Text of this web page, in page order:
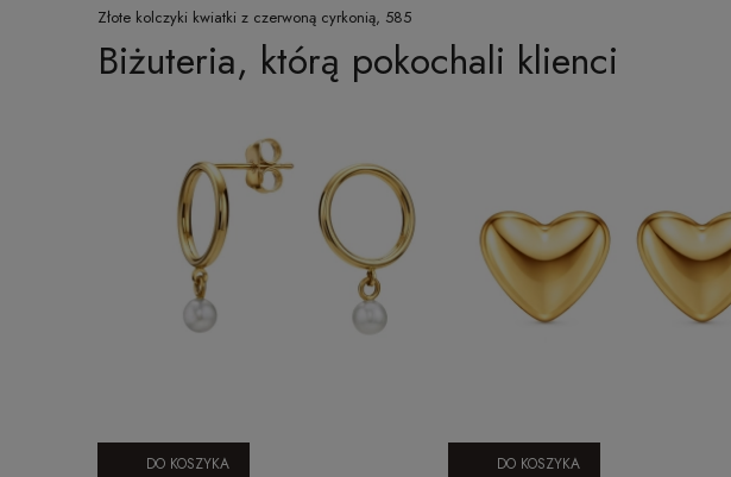
Złote kolczyki kwiatki z czerwoną cyrkonią, 585
Biżuteria, którą pokochali klienci
DO KOSZYKA DO KOSZYKA